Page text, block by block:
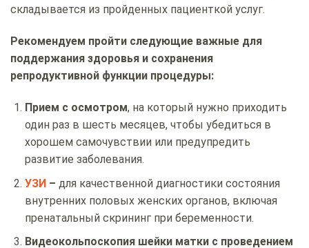
складывается из пройденных пациенткой услуг.
Рекомендуем пройти следующие важные для
поддержания здоровья и сохранения
репродуктивной функции процедуры:
Прием с осмотром, на который нужно приходить
один раз в шесть месяцев, чтобы убедиться в
хорошем самочувствии или предупредить
развитие заболевания.
УЗИ– для качественной диагностики состояния
внутренних половых женских органов, включая
пренатальный скрининг при беременности.
Видеокольпоскопия шейки матки с проведением